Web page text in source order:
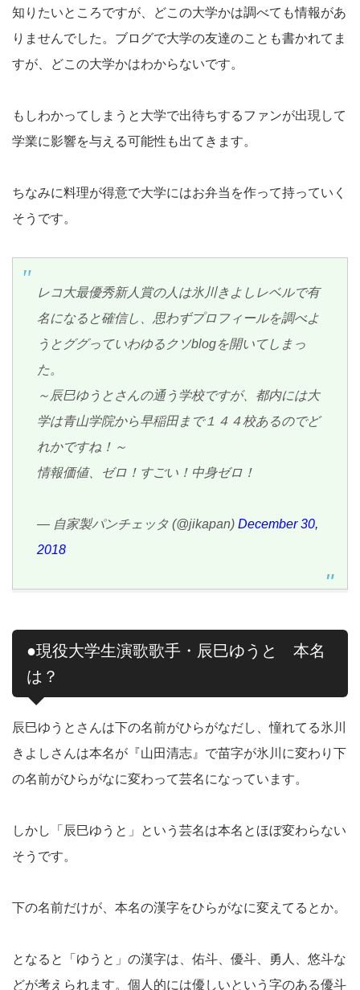
知りたいところですが、どこの大学かは調べても情報があ
りませんでした。ブログで大学の友達のことも書かれてま
すが、どこの大学かはわからないです。
もしわかってしまうと大学で出待ちするファンが出現して
学業に影響を与える可能性も出てきます。
ちなみに料理が得意で大学にはお弁当を作って持っていく
そうです。
レコ大最優秀新人賞の人は氷川きよしレベルで有
名になると確信し、思わずプロフィールを調べよ
うとググっていわゆるクソblogを開いてしまっ
た。
～辰巳ゆうとさんの通う学校ですが、都内には大
学は青山学院から早稲田まで１４４校あるのでど
れかですね！～
情報価値、ゼロ！すごい！中身ゼロ！
— 自家製パンチェッタ (@jikapan) December 30,
2018
●現役大学生演歌歌手・辰巳ゆうと 本名
は？
辰巳ゆうとさんは下の名前がひらがなだし、憧れてる氷川
きよしさんは本名が『山田清志』で苗字が氷川に変わり下
の名前がひらがなに変わって芸名になっています。
しかし「辰巳ゆうと」という芸名は本名とほぼ変わらない
そうです。
下の名前だけが、本名の漢字をひらがなに変えてるとか。
となると「ゆうと」の漢字は、佑斗、優斗、勇人、悠斗な
どが考えられます。個人的には優しいという字のある優斗